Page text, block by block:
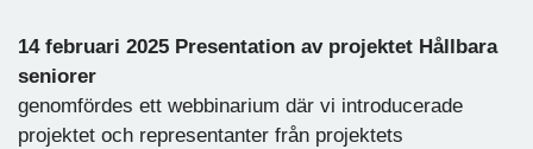
14 februari 2025 Presentation av projektet Hållbara
seniorer
genomfördes ett webbinarium där vi introducerade
projektet och representanter från projektets